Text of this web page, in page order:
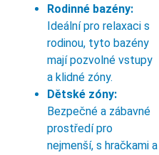
Rodinné bazény:
Ideální pro relaxaci s
rodinou, tyto bazény
mají pozvolné vstupy
a klidné zóny.
Dětské zóny:
Bezpečné a zábavné
prostředí pro
nejmenší, s hračkami a